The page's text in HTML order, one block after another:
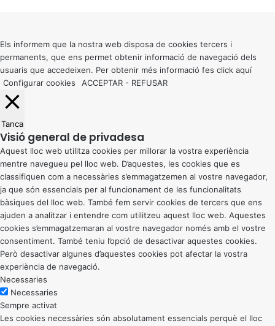
button
Els informem que la nostra web disposa de cookies tercers i
permanents, que ens permet obtenir informació de navegació dels
usuaris que accedeixen. Per obtenir més informació fes click aquí
Configurar cookies
ACCEPTAR - REFUSAR
Tanca
Visió general de privadesa
Aquest lloc web utilitza cookies per millorar la vostra experiència
mentre navegueu pel lloc web. D’aquestes, les cookies que es
classifiquen com a necessàries s’emmagatzemen al vostre navegador,
ja que són essencials per al funcionament de les funcionalitats
bàsiques del lloc web. També fem servir cookies de tercers que ens
ajuden a analitzar i entendre com utilitzeu aquest lloc web. Aquestes
cookies s’emmagatzemaran al vostre navegador només amb el vostre
consentiment. També teniu l’opció de desactivar aquestes cookies.
Però desactivar algunes d’aquestes cookies pot afectar la vostra
experiència de navegació.
Necessaries
Necessaries
Sempre activat
Les cookies necessàries són absolutament essencials perquè el lloc